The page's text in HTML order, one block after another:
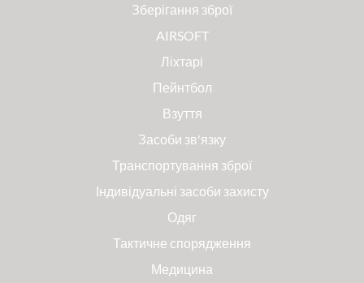
Зберігання зброї
AIRSOFT
Ліхтарі
Пейнтбол
Взуття
Засоби зв'язку
Транспортування зброї
Індивідуальні засоби захисту
Одяг
Тактичне спорядження
Медицина